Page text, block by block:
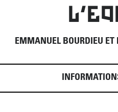
EMMANUEL BOURDIEU ET